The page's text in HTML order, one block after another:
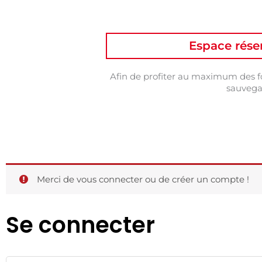
Espace
Afin de profiter au maximum des
Merci de vous connecter ou de créer un compte !
Se connecter